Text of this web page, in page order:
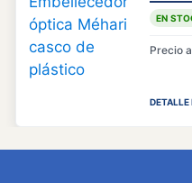
EN
Precio
DETALLE